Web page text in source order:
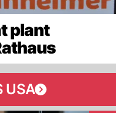
plant
USA